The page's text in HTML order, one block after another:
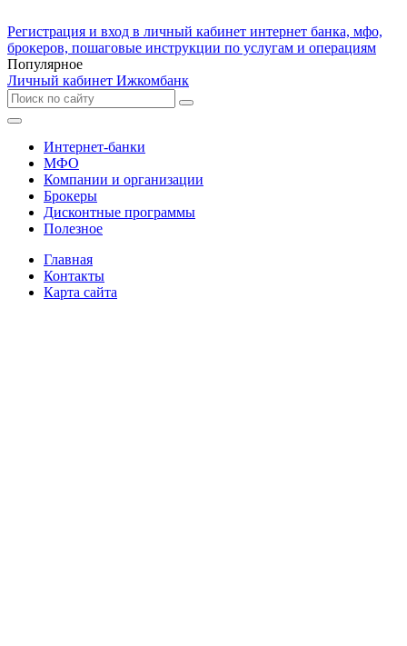
Регистрация и вход в личный кабинет интернет банка, мфо,
брокеров, пошаговые инструкции по услугам и операциям
Популярное
Личный кабинет Ижкомбанк
Интернет-банки
МФО
Компании и организации
Брокеры
Дисконтные программы
Полезное
Главная
Контакты
Карта сайта